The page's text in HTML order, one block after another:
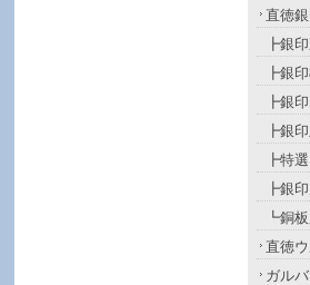
直徳
┣銀
┣銀
┣銀
┣銀
┣特選
┣銀
┗銅
直徳
ガル